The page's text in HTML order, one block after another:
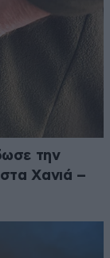
την
Χανιά –